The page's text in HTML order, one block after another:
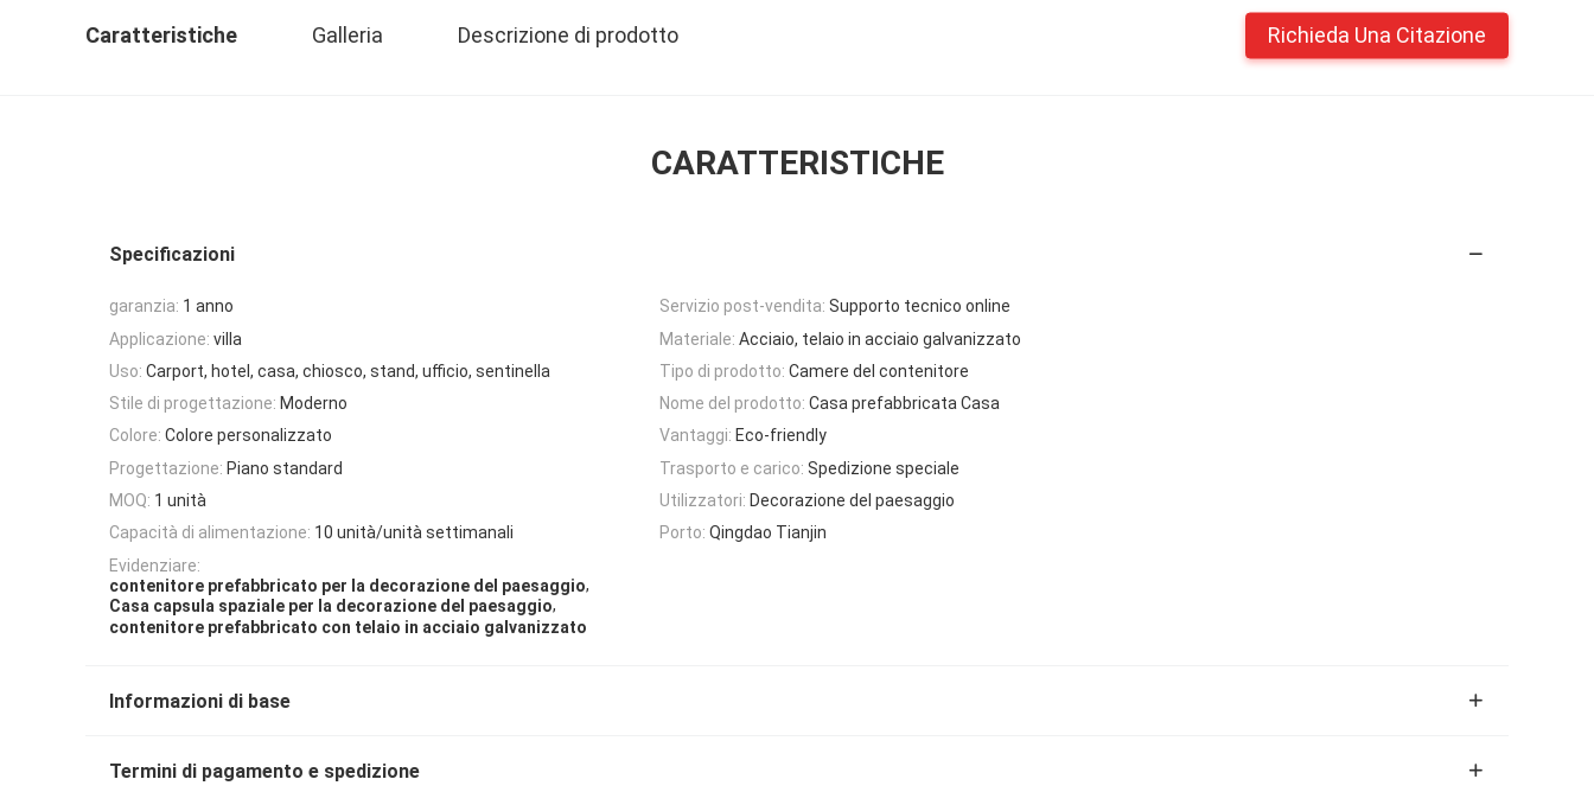
Caratteristiche Galleria Descrizione di prodotto Richieda Una Citazione
CARATTERISTICHE
Specificazioni
garanzia: 1 anno Servizio post-vendita: Supporto tecnico online
Applicazione: villa Materiale: Acciaio, telaio in acciaio galvanizzato
Uso: Carport, hotel, casa, chiosco, stand, ufficio, sentinella Tipo di prodotto: Camere del contenitore
Stile di progettazione: Moderno Nome del prodotto: Casa prefabbricata Casa
Colore: Colore personalizzato Vantaggi: Eco-friendly
Progettazione: Piano standard Trasporto e carico: Spedizione speciale
MOQ: 1 unità Utilizzatori: Decorazione del paesaggio
Capacità di alimentazione: 10 unità/unità settimanali Porto: Qingdao Tianjin
Evidenziare:
contenitore prefabbricato per la decorazione del paesaggio,
Casa capsula spaziale per la decorazione del paesaggio,
contenitore prefabbricato con telaio in acciaio galvanizzato
Informazioni di base
Termini di pagamento e spedizione